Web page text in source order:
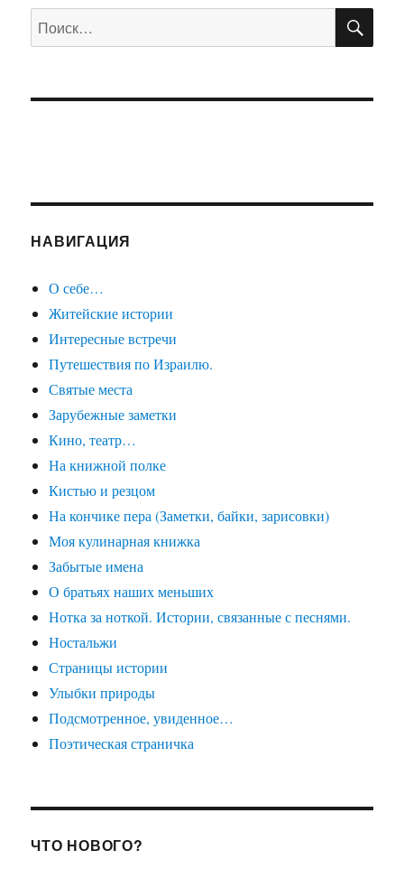
Искать:
НАВИГАЦИЯ
О себе…
Житейские истории
Интересные встречи
Путешествия по Израилю.
Святые места
Зарубежные заметки
Кино, театр…
На книжной полке
Кистью и резцом
На кончике пера (Заметки, байки, зарисовки)
Моя кулинарная книжка
Забытые имена
О братьях наших меньших
Нотка за ноткой. Истории, связанные с песнями.
Ностальжи
Страницы истории
Улыбки природы
Подсмотренное, увиденное…
Поэтическая страничка
ЧТО НОВОГО?